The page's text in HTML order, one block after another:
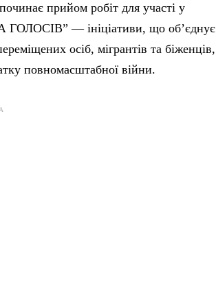
прийом робіт для участі у
ГОЛОСІВ” — ініціативи, що об’єднує
осіб, мігрантів та біженців,
повномасштабної війни.